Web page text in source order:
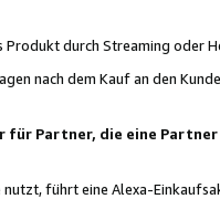
durch Streaming oder
nach dem Kauf an den
Partner, die eine
führt eine Alexa-